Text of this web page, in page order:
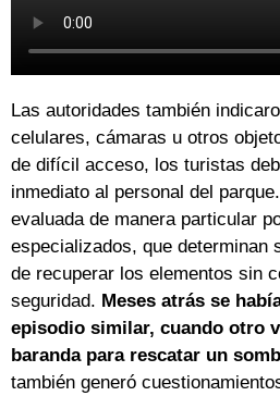
Las autoridades también
celulares, cámaras u otros
de difícil acceso, los turistas
inmediato al personal del
evaluada de manera particular
especializados, que determinan
de recuperar los elementos sin
seguridad. Meses atrás se
episodio similar, cuando otro
baranda para rescatar un
también generó